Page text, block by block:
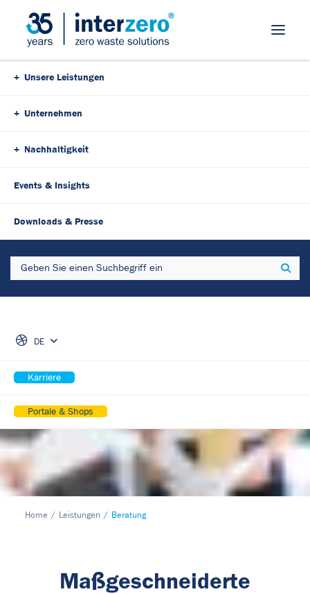
Skip Navigation
Unsere Leistungen
Unternehmen
Nachhaltigkeit
Events & Insights
Downloads & Presse
Search
DE
Karriere
Portale & Shops
Home Leistungen Beratung
Maßgeschneiderte